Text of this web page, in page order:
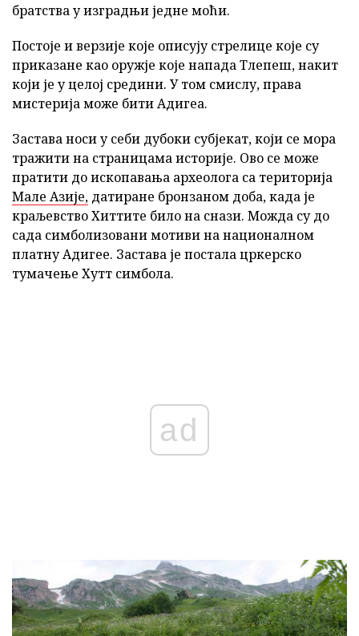
братства у изградњи једне моћи.
Постоје и верзије које описују стрелице које су
приказане као оружје које напада Тлепеш, накит
који је у целој средини. У том смислу, права
мистерија може бити Адигеа.
Застава носи у себи дубоки субјекат, који се мора
тражити на страницама историје. Ово се може
пратити до ископавања археолога са територија
Мале Азије, датиране бронзаном доба, када је
краљевство Хиттите било на снази. Можда су до
сада симболизовани мотиви на националном
платну Адигее. Застава је постала цркерско
тумачење Хутт симбола.
ad